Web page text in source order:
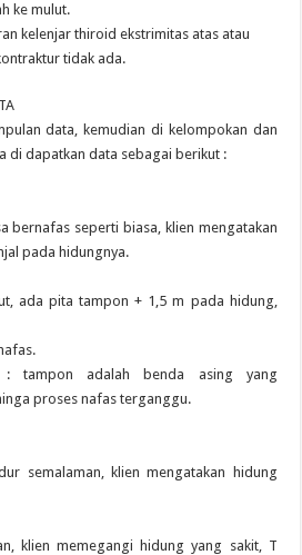
ke mulut.
kelenjar thiroid ekstrimitas atas atau
tidak ada.
data, kemudian di kelompokan dan
di dapatkan data sebagai berikut :
bernafas seperti biasa, klien mengatakan
pada hidungnya.
ada pita tampon + 1,5 m pada hidung,
: tampon adalah benda asing yang
proses nafas terganggu.
semalaman, klien mengatakan hidung
klien memegangi hidung yang sakit, T